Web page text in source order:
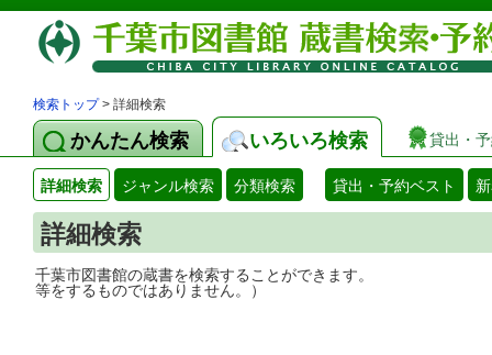
検索トップ> 詳細検索
かんたん検索 いろいろ検索 貸出・
詳細検索 ジャンル検索 分類検索 貸出・予約ベスト
詳細検索
千葉市図書館の蔵書を検索することがで
等をするものではありません。）